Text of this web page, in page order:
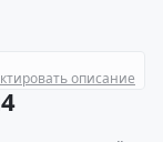
описание